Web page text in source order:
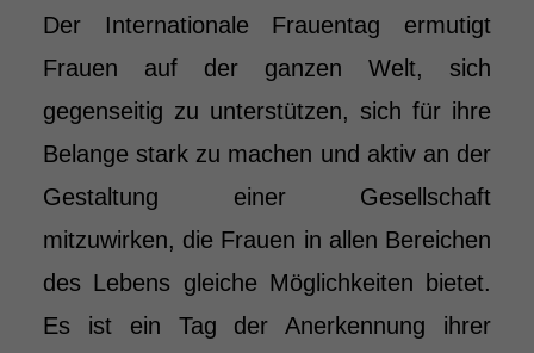
Der Internationale Frauentag ermutigt
Frauen auf der ganzen Welt, sich
gegenseitig zu unterstützen, sich für ihre
Belange stark zu machen und aktiv an der
Gestaltung einer Gesellschaft
mitzuwirken, die Frauen in allen Bereichen
des Lebens gleiche Möglichkeiten bietet.
Es ist ein Tag der Anerkennung ihrer